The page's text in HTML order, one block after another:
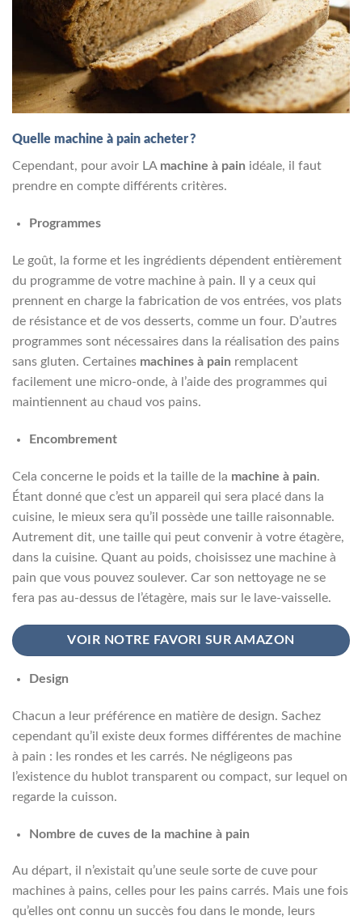
Quelle machine à pain acheter ?
Cependant, pour avoir LA machine à pain idéale, il faut
prendre en compte différents critères.
Programmes
Le goût, la forme et les ingrédients dépendent entièrement
du programme de votre machine à pain. Il y a ceux qui
prennent en charge la fabrication de vos entrées, vos plats
de résistance et de vos desserts, comme un four. D’autres
programmes sont nécessaires dans la réalisation des pains
sans gluten. Certaines machines à pain remplacent
facilement une micro-onde, à l’aide des programmes qui
maintiennent au chaud vos pains.
Encombrement
Cela concerne le poids et la taille de la machine à pain.
Étant donné que c’est un appareil qui sera placé dans la
cuisine, le mieux sera qu’il possède une taille raisonnable.
Autrement dit, une taille qui peut convenir à votre étagère,
dans la cuisine. Quant au poids, choisissez une machine à
pain que vous pouvez soulever. Car son nettoyage ne se
fera pas au-dessus de l’étagère, mais sur le lave-vaisselle.
VOIR NOTRE FAVORI SUR AMAZON
Design
Chacun a leur préférence en matière de design. Sachez
cependant qu’il existe deux formes différentes de machine
à pain : les rondes et les carrés. Ne négligeons pas
l’existence du hublot transparent ou compact, sur lequel on
regarde la cuisson.
Nombre de cuves de la machine à pain
Au départ, il n’existait qu’une seule sorte de cuve pour
machines à pains, celles pour les pains carrés. Mais une fois
qu’elles ont connu un succès fou dans le monde, leurs